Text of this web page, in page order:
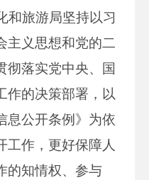
和旅游局坚持以习
主义思想和党的二
彻落实党中央、国
作的决策部署，以
息公开条例》为依
工作，更好保障人
的知情权、参与